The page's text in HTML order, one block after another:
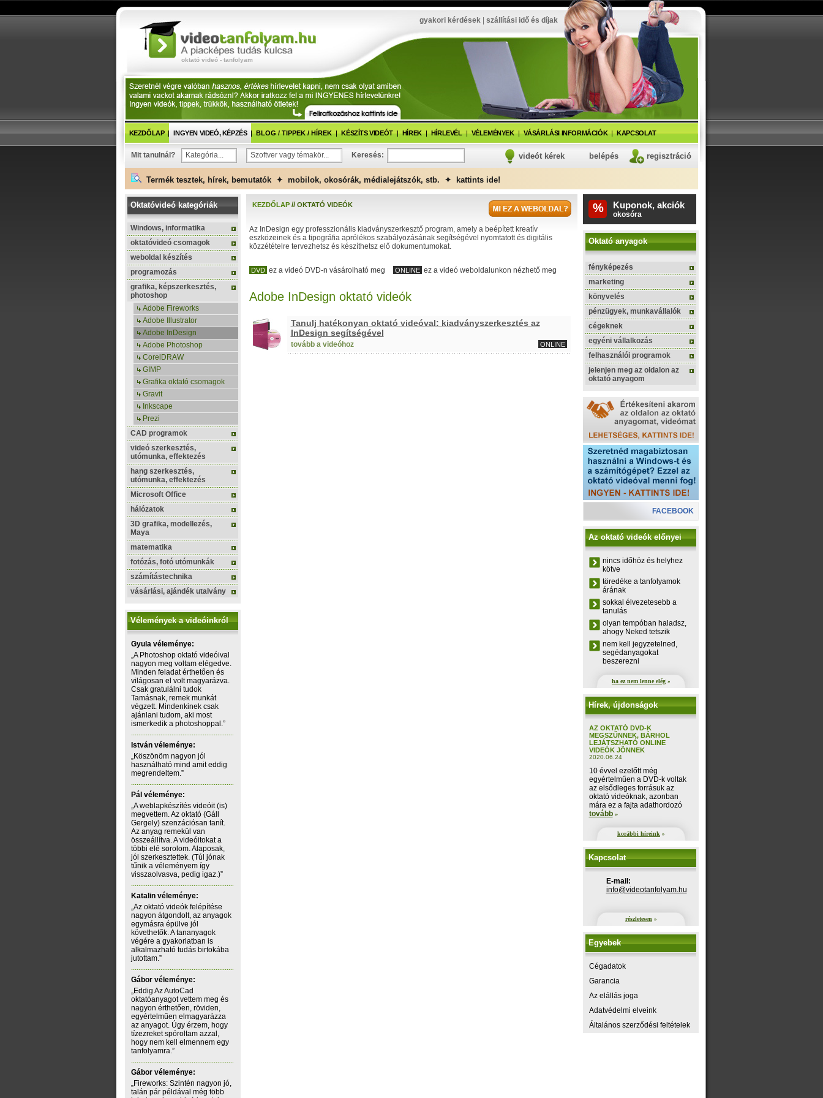
oktató videó - tanfolyam
gyakori kérdések| szállítási idő és díjak
KEZDŐLAP INGYEN VIDEÓ, KÉPZÉS BLOG / TIPPEK / HÍREK KÉSZÍTS VIDEÓT HÍREK HÍRLEVÉL VÉLEMÉNYEK VÁSÁRLÁSI INFORMÁCIÓK KAPCSOLAT
Mit tanulnál? Kategória... Szoftver vagy témakör... Keresés: videót kérek belépés regisztráció
Termék tesztek, hírek, bemutatók ✦ mobilok, okosórák, médialejátszók, stb. ✦ kattints ide!
Oktatóvideó kategóriák
Windows, informatika
oktatóvideó csomagok
weboldal készítés
programozás
grafika, képszerkesztés,
photoshop
Adobe Fireworks
Adobe Illustrator
Adobe InDesign
Adobe Photoshop
CorelDRAW
GIMP
Grafika oktató csomagok
Gravit
Inkscape
Prezi
CAD programok
videó szerkesztés,
utómunka, effektezés
hang szerkesztés,
utómunka, effektezés
Microsoft Office
hálózatok
3D grafika, modellezés,
Maya
matematika
fotózás, fotó utómunkák
számítástechnika
vásárlási, ajándék utalvány
Vélemények a videóinkról
Gyula véleménye:
„A Photoshop oktató videóival
nagyon meg voltam elégedve.
Minden feladat érthetően és
világosan el volt magyarázva.
Csak gratulálni tudok
Tamásnak, remek munkát
végzett. Mindenkinek csak
ajánlani tudom, aki most
ismerkedik a photoshoppal.”
István véleménye:
„Köszönöm nagyon jól
használható mind amit eddig
megrendeltem.”
Pál véleménye:
„A weblapkészítés videóit (is)
megvettem. Az oktató (Gáll
Gergely) szenzációsan tanít.
Az anyag remekül van
összeállítva. A videóitokat a
többi elé sorolom. Alaposak,
jól szerkesztettek. (Túl jónak
tűnik a véleményem így
visszaolvasva, pedig igaz.)”
Katalin véleménye:
„Az oktató videók felépítése
nagyon átgondolt, az anyagok
egymásra épülve jól
követhetők. A tananyagok
végére a gyakorlatban is
alkalmazható tudás birtokába
jutottam.”
Gábor véleménye:
„Eddig Az AutoCad
oktatóanyagot vettem meg és
nagyon érthetően, röviden,
egyértelműen elmagyarázza
az anyagot. Úgy érzem, hogy
tízezreket spóroltam azzal,
hogy nem kell elmennem egy
tanfolyamra.”
Gábor véleménye:
„Fireworks: Szintén nagyon jó,
talán pár példával még több
KEZDŐLAP // OKTATÓ VIDEÓK
Az InDesign egy professzionális kiadványszerkesztő program, amely a beépített kreatív
eszközeinek és a tipográfia aprólékos szabályozásának segítségével nyomtatott és digitális
közzétételre tervezhetsz és készíthetsz elő dokumentumokat.
DVD ez a videó DVD-n vásárolható meg ONLINE ez a videó weboldalunkon nézhető meg
Adobe InDesign oktató videók
Tanulj hatékonyan oktató videóval: kiadványszerkesztés az
InDesign segítségével
tovább a videóhoz ONLINE
% Kuponok, akciók
fitnesz karkötő
Oktató anyagok
fényképezés
marketing
könyvelés
pénzügyek, munkavállalók
cégeknek
egyéni vállalkozás
felhasználói programok
jelenjen meg az oldalon az
oktató anyagom
FACEBOOK
Az oktató videók előnyei
nincs időhöz és helyhez
kötve
töredéke a tanfolyamok
árának
sokkal élvezetesebb a
tanulás
olyan tempóban haladsz,
ahogy Neked tetszik
nem kell jegyzetelned,
segédanyagokat
beszerezni
ha ez nem lenne elég »
Hírek, újdonságok
AZ OKTATÓ DVD-K
MEGSZŰNNEK, BÁRHOL
LEJÁTSZHATÓ ONLINE
VIDEÓK JÖNNEK
2020.06.24
10 évvel ezelőtt még
egyértelműen a DVD-k voltak
az elsődleges forrásuk az
oktató videóknak, azonban
mára ez a fajta adathordozó
tovább »
korábbi híreink »
Kapcsolat
E-mail:
uh.maylofnatoediv@ofni
részletesen »
Egyebek
Cégadatok
Garancia
Az elállás joga
Adatvédelmi elveink
Általános szerződési feltételek